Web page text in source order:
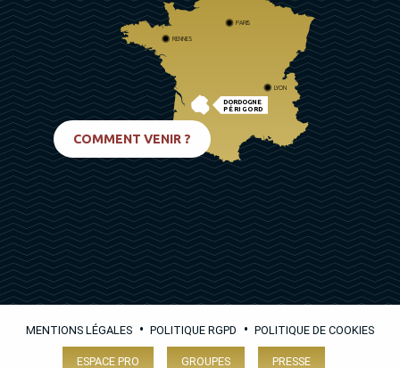
DORDOGNE
PÉRIGORD
PARIS
RENNES
LYON
COMMENT VENIR ?
MENTIONS LÉGALES • POLITIQUE RGPD • POLITIQUE DE COOKIES
ESPACE PRO GROUPES PRESSE